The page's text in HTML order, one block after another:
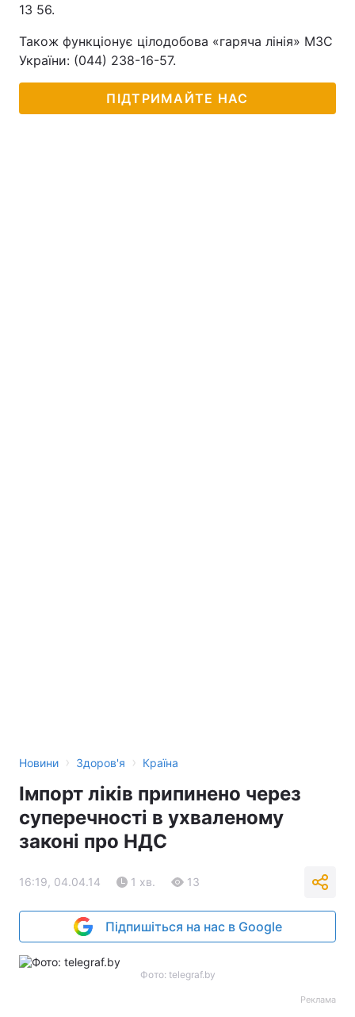
13 56.
Також функціонує цілодобова «гаряча лінія» МЗС
України: (044) 238-16-57.
ПІДТРИМАЙТЕ НАС
Новини › Здоров'я › Країна
Імпорт ліків припинено через
суперечності в ухваленому
законі про НДС
16:19, 04.04.14 1 хв. 13
Підпишіться на нас в Google
Фото: telegraf.by
Реклама